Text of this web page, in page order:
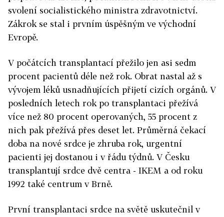
svolení socialistického ministra zdravotnictví.
Zákrok se stal i prvním úspěšným ve východní
Evropě.
V počátcích transplantací přežilo jen asi sedm
procent pacientů déle než rok. Obrat nastal až s
vývojem léků usnadňujících přijetí cizích orgánů. V
posledních letech rok po transplantaci přežívá
více než 80 procent operovaných, 55 procent z
nich pak přežívá přes deset let. Průměrná čekací
doba na nové srdce je zhruba rok, urgentní
pacienti jej dostanou i v řádu týdnů. V Česku
transplantují srdce dvě centra - IKEM a od roku
1992 také centrum v Brně.
První transplantaci srdce na světě uskutečnil v